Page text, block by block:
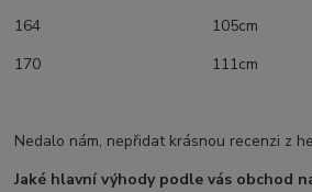
164
170
Nedalo nám, nepřidat krásnou recenzi z
Jaké hlavní výhody podle vás obchod